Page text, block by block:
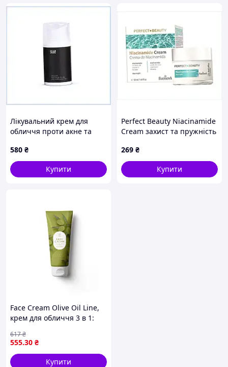
Лікувальний крем для
обличчя проти акне та
мл 816T40B2A7
580 ₴
Купити
Perfect Beauty Niacinamide
Cream захист та пружність
269 ₴
Купити
Face Cream Olive Oil Line,
крем для обличчя 3 в 1:
очей, 80 мл
555.30 ₴
617₴
Купити